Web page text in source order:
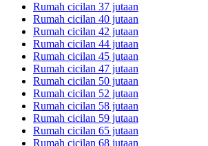
Rumah cicilan 37 jutaan
Rumah cicilan 40 jutaan
Rumah cicilan 42 jutaan
Rumah cicilan 44 jutaan
Rumah cicilan 45 jutaan
Rumah cicilan 47 jutaan
Rumah cicilan 50 jutaan
Rumah cicilan 52 jutaan
Rumah cicilan 58 jutaan
Rumah cicilan 59 jutaan
Rumah cicilan 65 jutaan
Rumah cicilan 68 jutaan